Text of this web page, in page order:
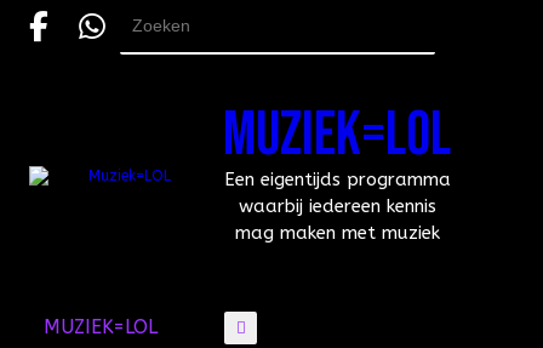
Skip
MUZIEK=LOL
Een eigentijds programma
waarbij iedereen kennis
mag maken met muziek
MUZIEK=LOL